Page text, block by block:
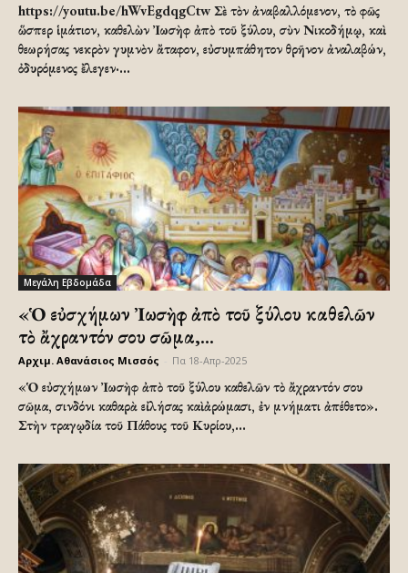
https://youtu.be/hWvEgdqgCtw Σὲ τὸν ἀναβαλλόμενον, τὸ φῶς
ὥσπερ ἱμάτιον, καθελὼν Ἰωσὴφ ἀπὸ τοῦ ξύλου, σὺν Νικοδήμῳ, καὶ
θεωρήσας νεκρὸν γυμνὸν ἄταφον, εὐσυμπάθητον θρῆνον ἀναλαβών,
ὀδυρόμενος ἔλεγεν·...
Μεγάλη Εβδομάδα
«Ὁ εὐσχήμων Ἰωσὴφ ἀπὸ τοῦ ξύλου καθελῶν
τὸ ἄχραντόν σου σῶμα,...
Αρχιμ. Αθανάσιος Μισσός Πα 18-Απρ-2025
«Ὁ εὐσχήμων Ἰωσὴφ ἀπὸ τοῦ ξύλου καθελῶν τὸ ἄχραντόν σου
σῶμα, σινδόνι καθαρὰ εἰλήσας καὶ ἀρώμασι, ἐν μνήματι ἀπέθετο».
Στὴν τραγῳδία τοῦ Πάθους τοῦ Κυρίου,...